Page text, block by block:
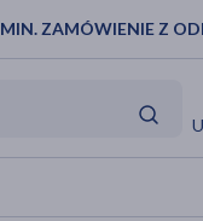
MIN. ZAMÓWIENIE Z